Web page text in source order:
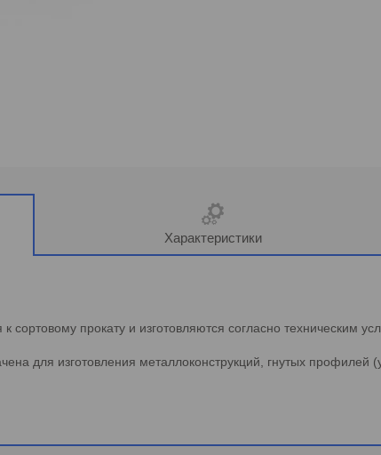
Характеристики
сортовому прокату и изготовляются согласно техническим
для изготовления металлоконструкций, гнутых профилей